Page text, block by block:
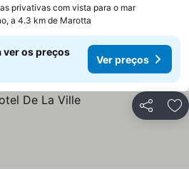
privativas com vista para o marVer
a 4.3 km de Marotta
ver os preços
Ver preços
Partilhar